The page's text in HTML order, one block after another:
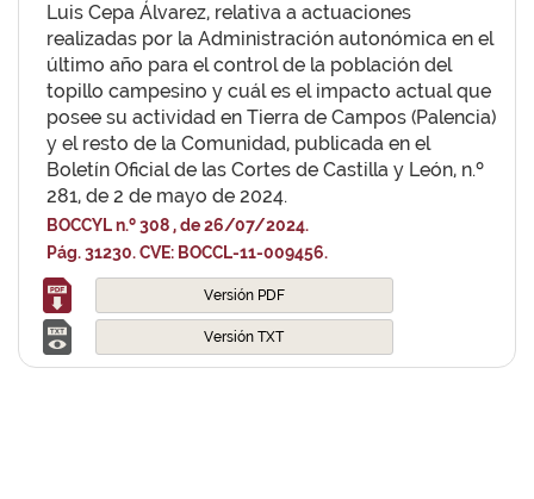
Luis Cepa Álvarez, relativa a actuaciones
realizadas por la Administración autonómica en el
último año para el control de la población del
topillo campesino y cuál es el impacto actual que
posee su actividad en Tierra de Campos (Palencia)
y el resto de la Comunidad, publicada en el
Boletín Oficial de las Cortes de Castilla y León, n.º
281, de 2 de mayo de 2024.
BOCCYL n.º 308 , de 26/07/2024.
Pág. 31230. CVE: BOCCL-11-009456.
Versión PDF
Versión TXT